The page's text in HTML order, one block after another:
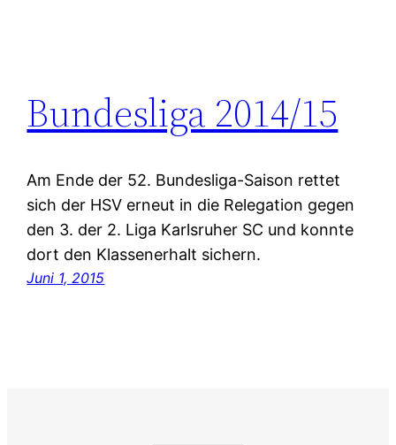
Bundesliga 2014/15
Am Ende der 52. Bundesliga-Saison rettet
sich der HSV erneut in die Relegation gegen
den 3. der 2. Liga Karlsruher SC und konnte
dort den Klassenerhalt sichern.
Juni 1, 2015